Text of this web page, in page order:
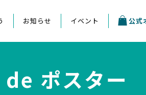
お知らせ イベント 公式
de ポスター